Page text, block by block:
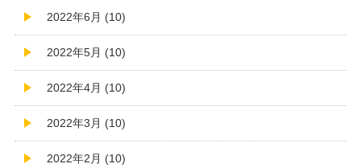
2022年6月 (10)
2022年5月 (10)
2022年4月 (10)
2022年3月 (10)
2022年2月 (10)